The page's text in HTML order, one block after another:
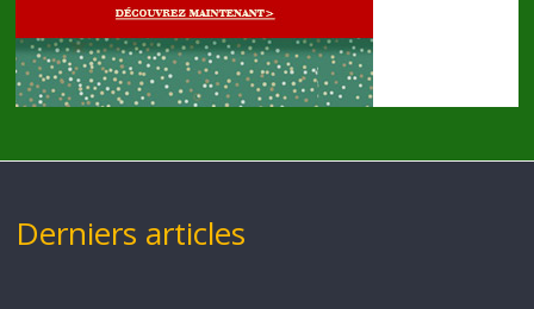
Derniers articles